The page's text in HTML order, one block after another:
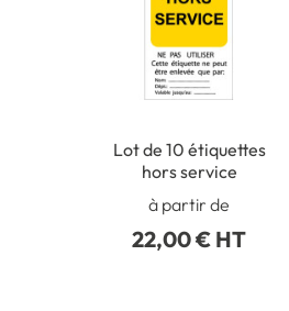
Lot de 10 étiquettes
hors service
à partir de
22,00 € HT